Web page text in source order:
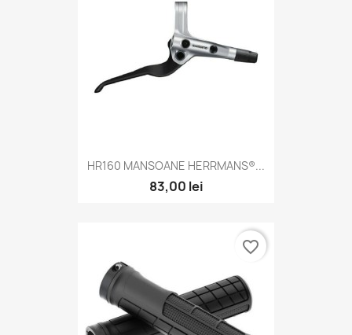
HR160 MANSOANE HERRMANS®...
83,00 lei
favorite_border